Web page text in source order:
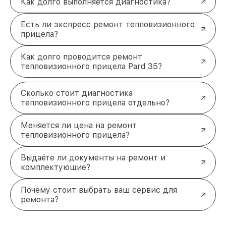
Есть ли экспресс ремонт тепловизионного
прицела?
Как долго проводится ремонт
тепловизионного прицела Pard 35?
Сколько стоит диагностика
тепловизионного прицела отдельно?
Меняется ли цена на ремонт
тепловизионного прицела?
Выдаёте ли документы на ремонт и
комплектующие?
Почему стоит выбрать ваш сервис для
ремонта?